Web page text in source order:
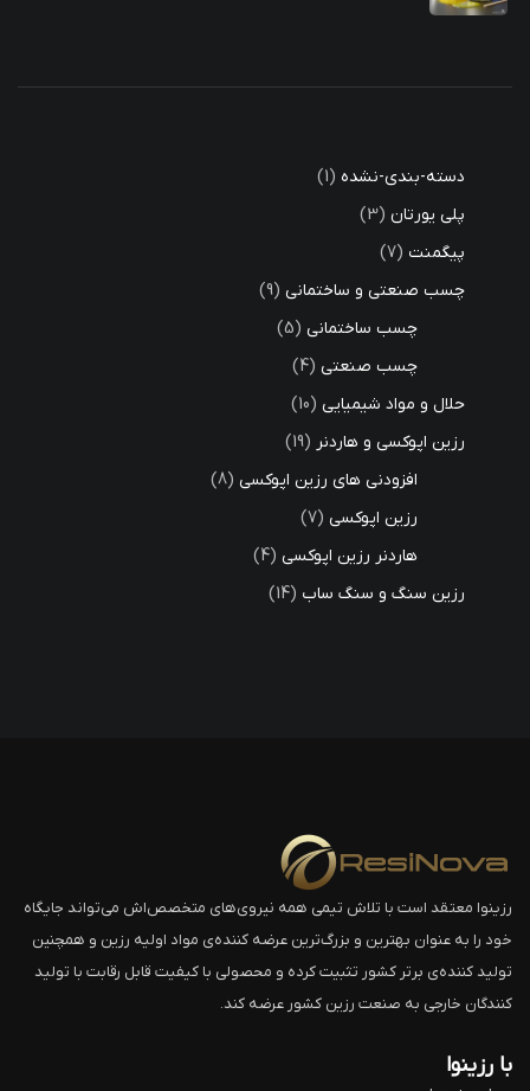
دسته-بندی-نشده
1
پلی یورتان 3
پیگمنت 7
چسب صنعتی و ساختمانی 9
چسب ساختمانی 5
چسب صنعتی 4
حلال و مواد شیمیایی 10
رزین اپوکسی و هاردنر
19
افزودنی های رزین اپوکسی 8
رزین اپوکسی 7
هاردنر رزین اپوکسی 4
رزین سنگ و سنگ ساب 14
رزینوا معتقد است با تلاش تیمی همه نیروی‌های متخصص‌اش می‌تواند جایگاه
خود را به عنوان بهترین و بزرگ‌ترین عرضه کننده‌ی مواد اولیه رزین و همچنین
تولید کننده‌ی برتر کشور تثبیت کرده و محصولی با کیفیت قابل رقابت با تولید
کنندگان خارجی به صنعت رزین کشور عرضه کند.
با رزینوا